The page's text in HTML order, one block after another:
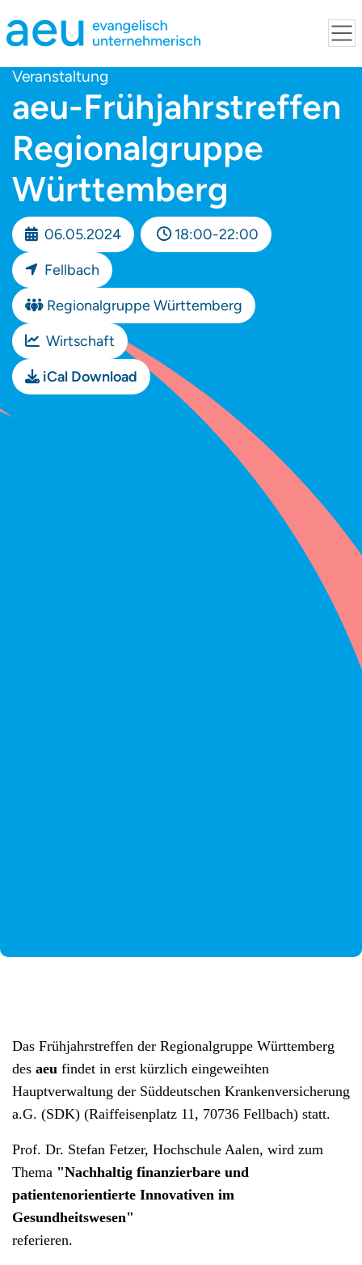
Veranstaltung
aeu-Frühjahrstreffen
Regionalgruppe
Württemberg
06.05.2024
18:00-22:00
Fellbach
Regionalgruppe Württemberg
Wirtschaft
iCal Download
Das Frühjahrstreffen der Regionalgruppe Württemberg
des aeu findet in erst kürzlich eingeweihten
Hauptverwaltung der Süddeutschen Krankenversicherung
a.G. (SDK) (Raiffeisenplatz 11, 70736 Fellbach) statt.
Prof. Dr. Stefan Fetzer, Hochschule Aalen, wird zum
Thema "Nachhaltig finanzierbare und
patientenorientierte Innovativen im
Gesundheitswesen"
referieren.